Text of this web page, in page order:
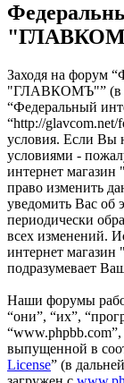
Заходя на форум
"ГЛАВКОМЪ"” (в
“Федеральный
“http://
условия. Если Вы
условиями -
интернет
право изменить
уведомить Вас об
периодически
всех изменений.
интернет
подразумевает
Наши форумы
“они”, “их”,
выпущенной в
License” (в